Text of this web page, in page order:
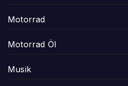
Motorrad
Motorrad Öl
Musik